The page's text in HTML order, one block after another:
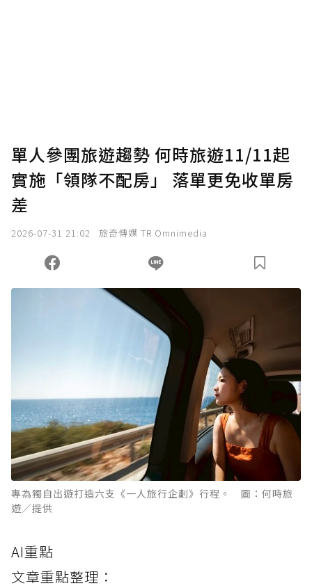
確認送出
您當前剩餘 U 利點數：0點；前往 購買點數
單人參團旅遊趨勢 何時旅遊11/11起
實施「領隊不配房」 落單更免收單房
差
2026-07-31 21:02 旅奇傳媒 TR Omnimedia
專為獨自出遊打造六支《一人旅行企劃》行程。 圖：何時旅
遊／提供
AI重點
文章重點整理：